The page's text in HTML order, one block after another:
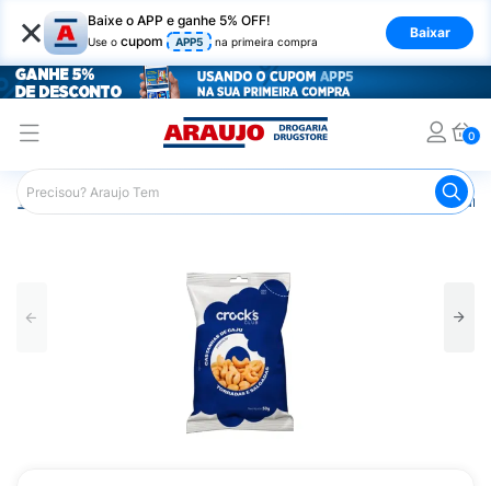
× Baixe o APP e ganhe 5% OFF!
Use o cupom APP5 na primeira compra
Baixar
0
Araujo Nutrição Saudável